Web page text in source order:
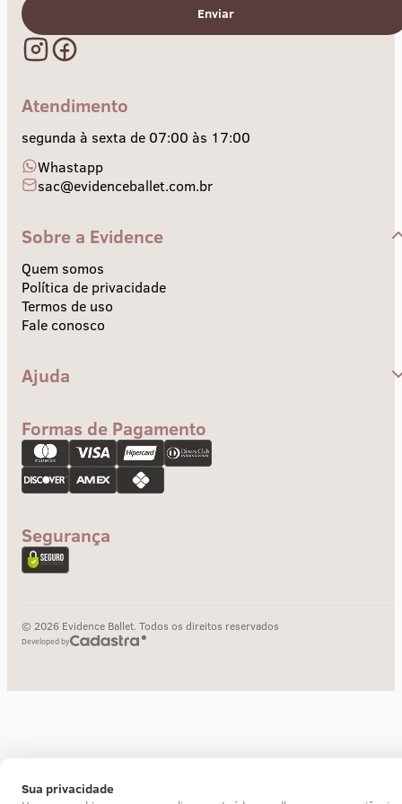
Sua privacidade
Enviar
Atendimento
segunda à sexta de 07:00 às 17:00
Whastapp
sac@evidenceballet.com.br
Sobre a Evidence
Quem somos
Política de privacidade
Termos de uso
Fale conosco
Ajuda
Troca e devolução
Pagamento
Formas de Pagamento
Segurança
© 2026 Evidence Ballet. Todos os direitos reservados
Developed by